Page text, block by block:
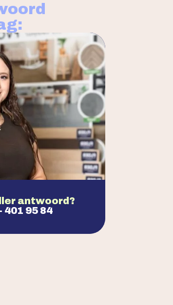
antwoord?
401 95 84